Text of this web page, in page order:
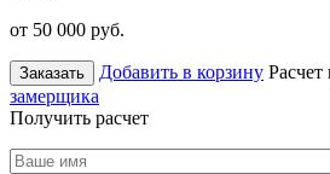
от 50 000 руб.
Заказать Добавить в корзину
замерщика
Получить расчет